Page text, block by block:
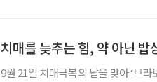
치매를 늦추는 힘, 약 아닌 밥
9월 21일 치매극복의 날을 맞아 ‘브